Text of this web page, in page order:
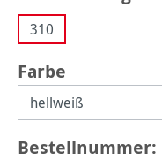
310
Farbe
Bestellnummer: